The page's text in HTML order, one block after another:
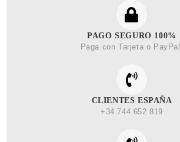
PAGO SEGURO 100%
Paga con Tarjeta o PayPal.
CLIENTES ESPAÑA
+34 744 652 819